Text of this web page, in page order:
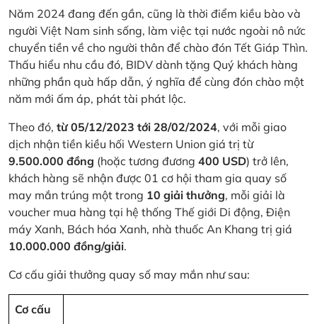
Năm 2024 đang đến gần, cũng là thời điểm kiều bào và
người Việt Nam sinh sống, làm việc tại nước ngoài nô nức
chuyển tiền về cho người thân để chào đón Tết Giáp Thìn.
Thấu hiểu nhu cầu đó, BIDV dành tặng Quý khách hàng
những phần quà hấp dẫn, ý nghĩa để cùng đón chào một
năm mới ấm áp, phát tài phát lộc.
Theo đó, từ 05/12/2023 tới 28/02/2024, với mỗi giao
dịch nhận tiền kiều hối Western Union giá trị từ
9.500.000 đồng (hoặc tương đương 400 USD) trở lên,
khách hàng sẽ nhận được 01 cơ hội tham gia quay số
may mắn trúng một trong 10 giải thưởng, mỗi giải là
voucher mua hàng tại hệ thống Thế giới Di động, Điện
máy Xanh, Bách hóa Xanh, nhà thuốc An Khang trị giá
10.000.000 đồng/giải.
Cơ cấu giải thưởng quay số may mắn như sau:
Cơ cấu